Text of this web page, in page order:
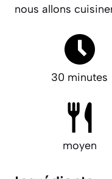
nous allons
30 minutes
moyen